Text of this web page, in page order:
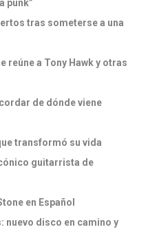
punk”
tras someterse a una
reúne a Tony Hawk y otras
de dónde viene
transformó su vida
guitarrista de
en Español
nuevo disco en camino y